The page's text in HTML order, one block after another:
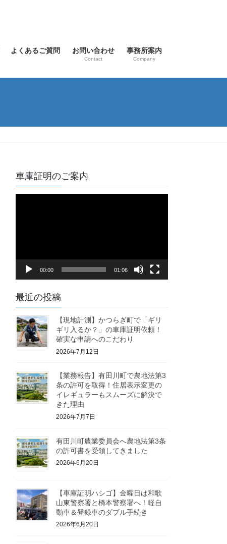
よくあるご質問 お問い合わせ
Contact
事務所案内
Company
車庫証明のご案内
ヤ
00:00 01:06
最近の投稿
【現地計測】かつらぎ町で「ギリ
ギリ入るか？」の車庫証明依頼！
確実な申請へのこだわり
2026年7月12日
【業務報告】有田川町で農地法第3
条の許可を取得！住居表示変更の
イレギュラーもスムーズに解決で
きた理由
2026年7月7日
有田川町農業委員会へ農地法第3条
の許可書を受領してきました
2026年6月20日
【車庫証明ハシゴ】金曜日は和歌
山東警察署と橋本警察署へ！軽自
動車＆登録車のダブル手続き
2026年6月20日